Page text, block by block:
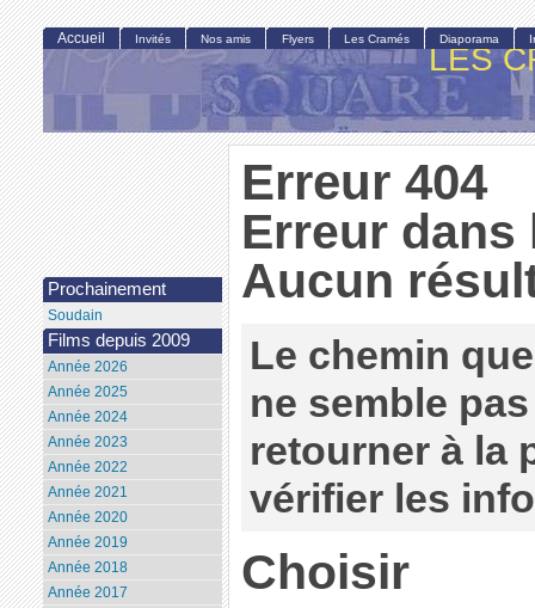
LES
Erreur 404
Erreur dans
Aucun
Le chemin
ne semble
retourner à la
vérifier les
Choisir
Accueil Invités Nos amis Flyers Les Cramés Diaporama
Prochainement
Soudain
Films depuis 2009
Année 2026
Année 2025
Année 2024
Année 2023
Année 2022
Année 2021
Année 2020
Année 2019
Année 2018
Année 2017